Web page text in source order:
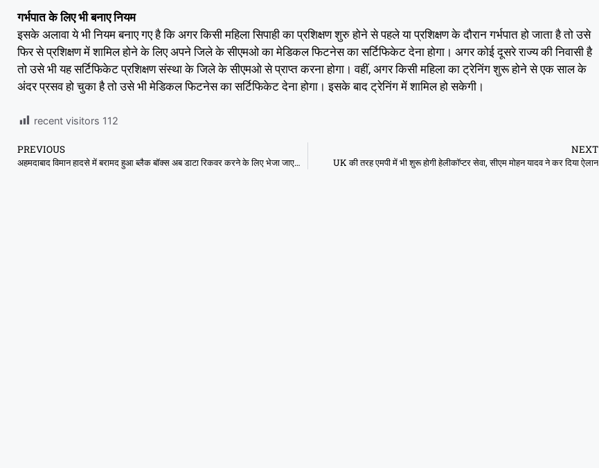
गर्भपात के लिए भी बनाए नियम
इसके अलावा ये भी नियम बनाए गए है कि अगर किसी महिला सिपाही का प्रशिक्षण शुरु होने से पहले या प्रशिक्षण के दौरान गर्भपात हो जाता है तो उसे
फिर से प्रशिक्षण में शामिल होने के लिए अपने जिले के सीएमओ का मेडिकल फिटनेस का सर्टिफिकेट देना होगा। अगर कोई दूसरे राज्य की निवासी है
तो उसे भी यह सर्टिफिकेट प्रशिक्षण संस्था के जिले के सीएमओ से प्राप्त करना होगा। वहीं, अगर किसी महिला का ट्रेनिंग शुरू होने से एक साल के
अंदर प्रसव हो चुका है तो उसे भी मेडिकल फिटनेस का सर्टिफिकेट देना होगा। इसके बाद ट्रेनिंग में शामिल हो सकेगी।
recent visitors 112
PREVIOUS
अहमदाबाद विमान हादसे में बरामद हुआ ब्लैक बॉक्स अब डाटा रिकवर करने के लिए भेजा जाएगा अमेरिका
NEXT
UK की तरह एमपी में भी शुरू होगी हेलीकॉप्टर सेवा, सीएम मोहन यादव ने कर दिया ऐलान